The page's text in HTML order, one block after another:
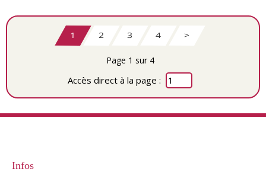
1 2 3 4 >
Page 1 sur 4
Accès direct à la page :
Infos